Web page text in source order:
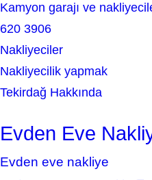
Kamyon garajı ve
620 3906
Nakliyeciler
Nakliyecilik yapmak
Tekirdağ Hakkında
Evden Eve
Evden eve nakliye